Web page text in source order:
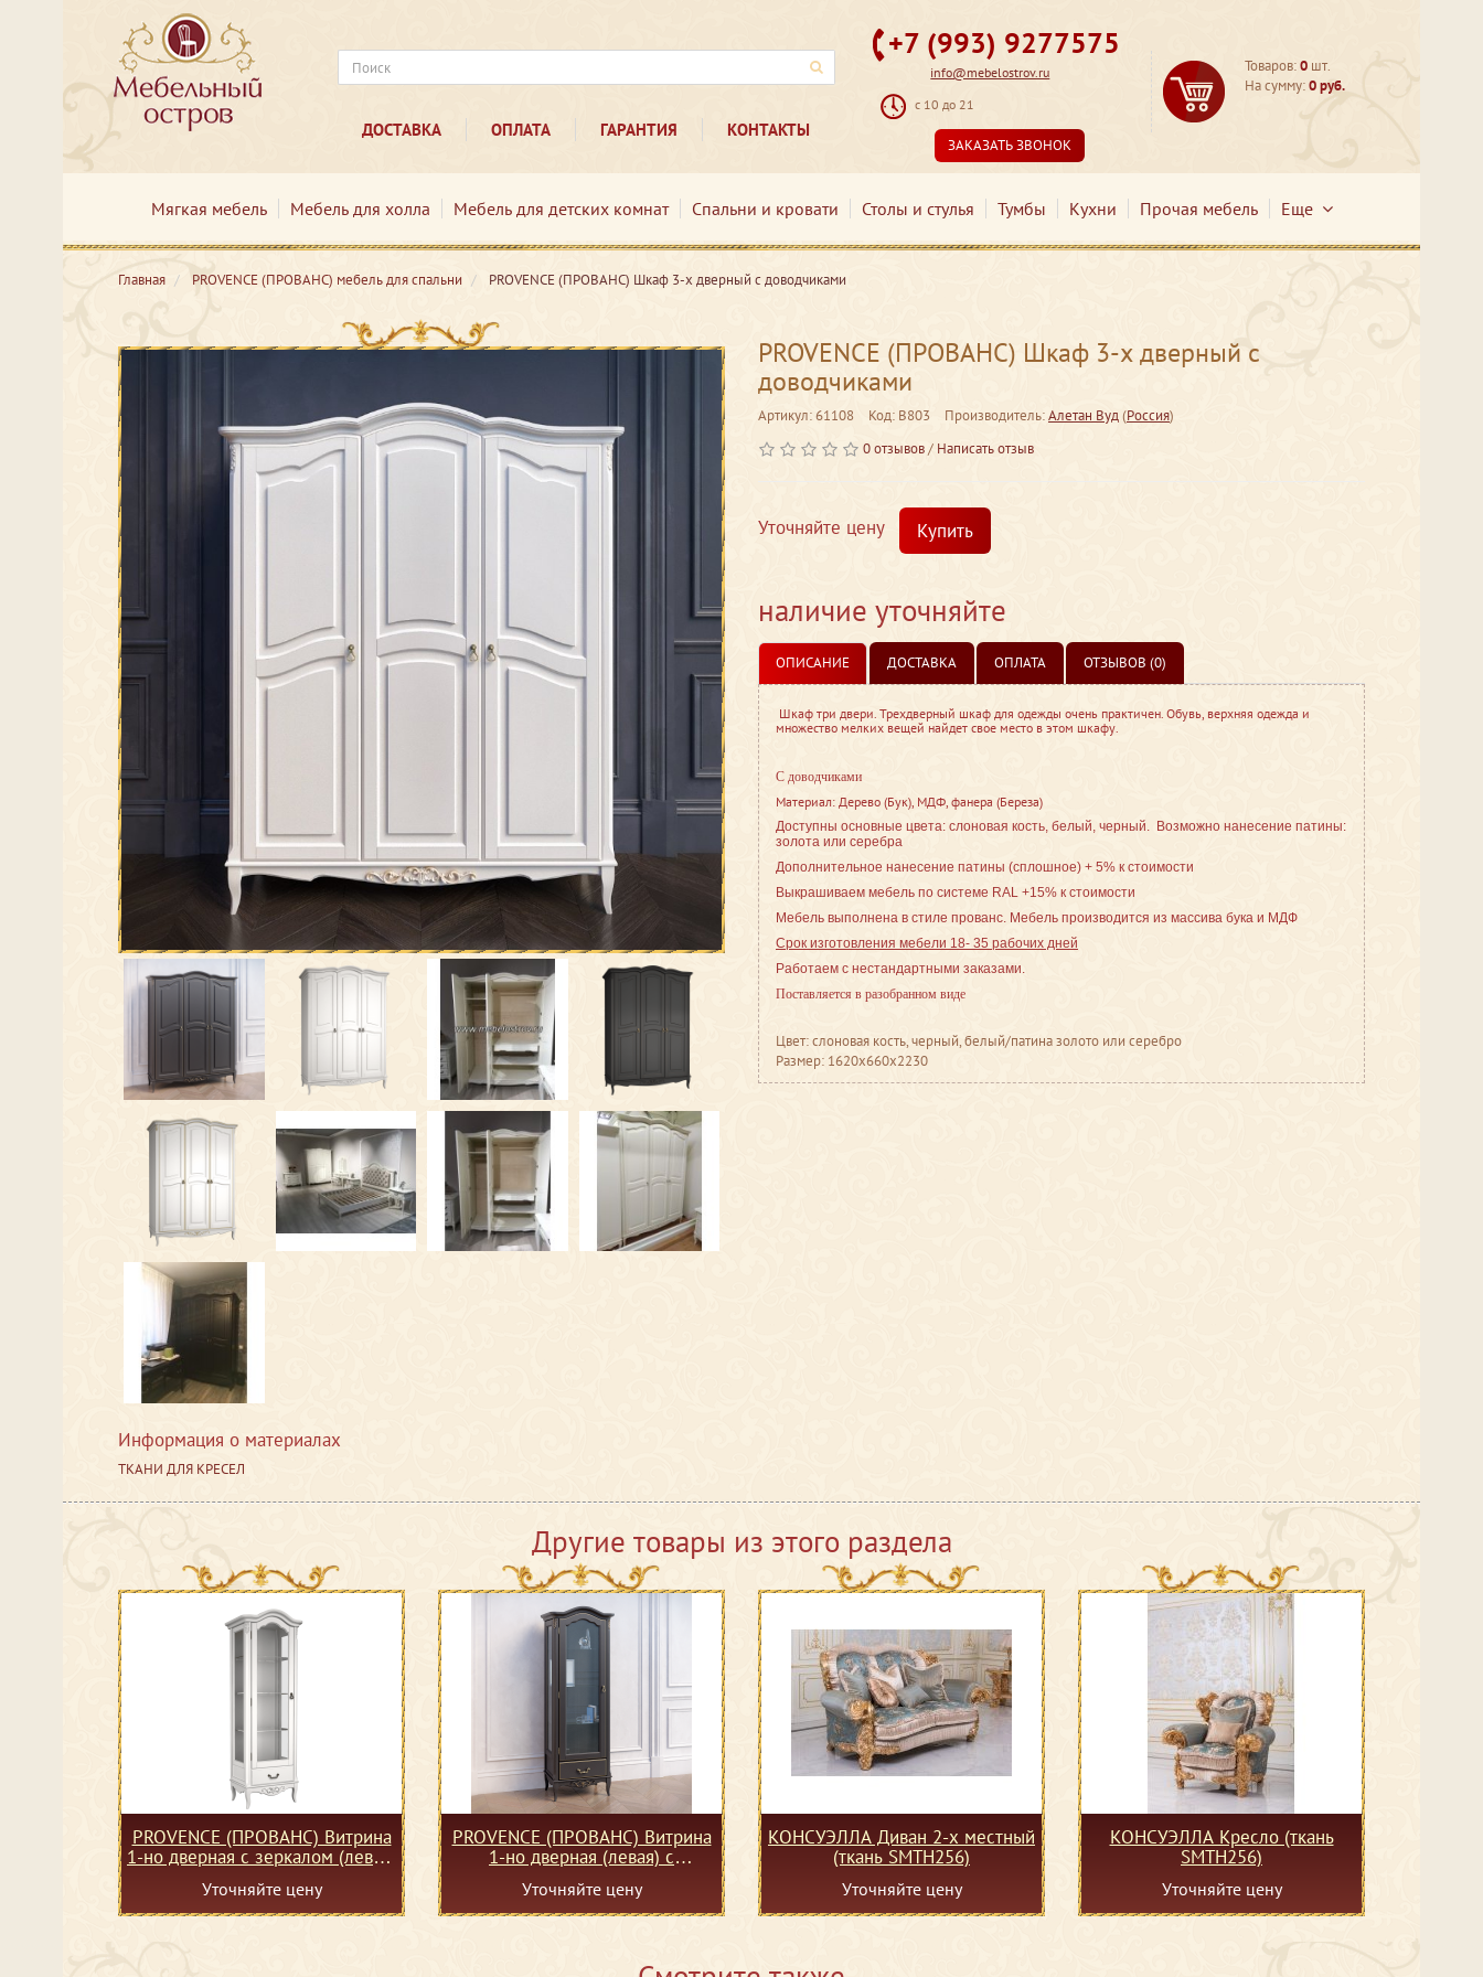
ДОСТАВКА ОПЛАТА ГАРАНТИЯ КОНТАКТЫ
+7 (993) 9277575
info@mebelostrov.ru
с 10 до 21
ЗАКАЗАТЬ ЗВОНОК
Товаров:0 шт.
На сумму:0 руб.
Мягкая мебель Мебель для холла Мебель для детских комнат Спальни и кровати Столы и стулья Тумбы Кухни Прочая мебель Еще
Главная PROVENCE (ПРОВАНС) мебель для спальни PROVENCE (ПРОВАНС) Шкаф 3-х дверный с доводчиками
Информация о материалах
ТКАНИ ДЛЯ КРЕСЕЛ
PROVENCE (ПРОВАНС) Шкаф 3-х дверный с
доводчиками
Артикул: 61108 Код: В803 Производитель:Алетан Вуд(Россия)
0 отзывов/ Написать отзыв
Уточняйте цену Купить
наличие уточняйте
ОПИСАНИЕ ДОСТАВКА ОПЛАТА ОТЗЫВОВ (0)
Шкаф три двери. Трехдверный шкаф для одежды очень практичен. Обувь, верхняя одежда и
множество мелких вещей найдет свое место в этом шкафу.
С доводчиками
Материал: Дерево (Бук), МДФ, фанера (Береза)
Доступны основные цвета: слоновая кость, белый, черный. Возможно нанесение патины:
золота или серебра
Дополнительное нанесение патины (сплошное) + 5% к стоимости
Выкрашиваем мебель по системе RAL +15% к стоимости
Мебель выполнена в стиле прованс. Мебель производится из массива бука и МДФ
Срок изготовления мебели 18- 35 рабочих дней
Работаем с нестандартными заказами.
Поставляется в разобранном виде
Цвет: слоновая кость, черный, белый/патина золото или серебро
Размер: 1620x660x2230
Другие товары из этого раздела
PROVENCE (ПРОВАНС) Витрина
1-но дверная с зеркалом (левая)
Уточняйте цену
PROVENCE (ПРОВАНС) Витрина
1-но дверная (левая) с
Уточняйте цену
КОНСУЭЛЛА Диван 2-х местный
(ткань SMTH256)
Уточняйте цену
КОНСУЭЛЛА Кресло (ткань
SMTH256)
Уточняйте цену